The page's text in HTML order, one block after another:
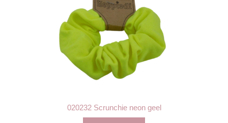
020232 Scrunchie neon geel